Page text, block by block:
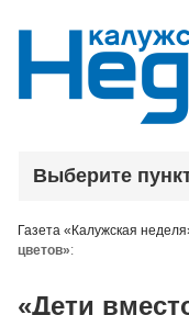
Выберите
Газета «Калужская
цветов»:
«Дети